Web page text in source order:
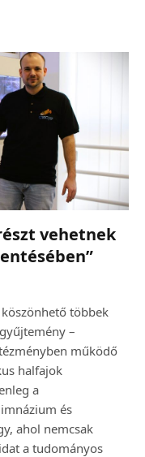
vehetnek
többek
–
működő
halfajok
a
és
ahol nemcsak
a tudományos